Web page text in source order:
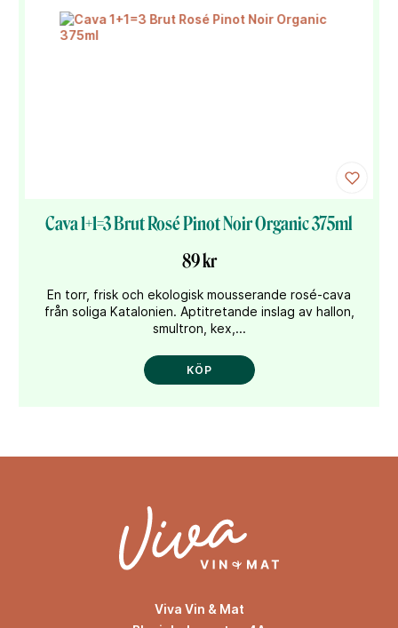
Cava 1+1=3 Brut Rosé Pinot Noir Organic 375ml
89 kr
En torr, frisk och ekologisk mousserande rosé-cava
från soliga Katalonien. Aptitretande inslag av hallon,
smultron, kex,...
KÖP
Viva Vin & Mat